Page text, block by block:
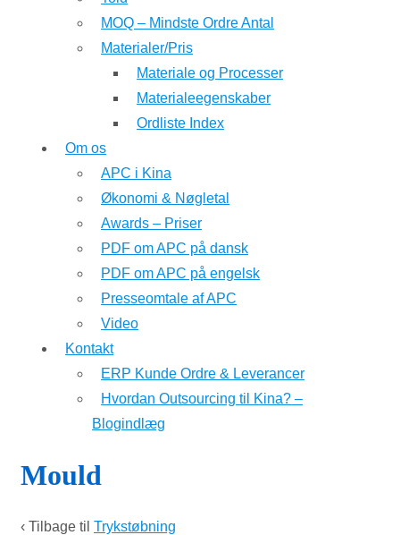
MOQ – Mindste Ordre Antal
Materialer/Pris
Materiale og Processer
Materialeegenskaber
Ordliste Index
Om os
APC i Kina
Økonomi & Nøgletal
Awards – Priser
PDF om APC på dansk
PDF om APC på engelsk
Presseomtale af APC
Video
Kontakt
ERP Kunde Ordre & Leverancer
Hvordan Outsourcing til Kina? –
Blogindlæg
Mould
‹ Tilbage til Trykstøbning